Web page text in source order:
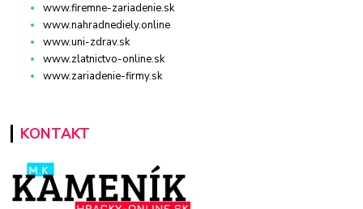
www.firemne-zariadenie.sk
www.nahradnediely.online
www.uni-zdrav.sk
www.zlatnictvo-online.sk
www.zariadenie-firmy.sk
KONTAKT